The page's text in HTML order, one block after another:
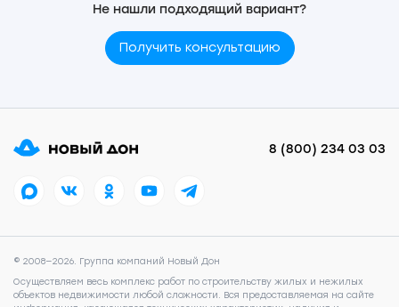
Не нашли подходящий вариант?
Получить консультацию
8 (800) 234 03 03
© 2008—2026. Группа компаний Новый Дон
Осуществляем весь комплекс работ по строительству жилых и нежилых
объектов недвижимости любой сложности. Вся предоставляемая на сайте